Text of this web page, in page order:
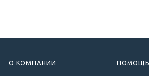
О КОМПАНИИ ПОМОЩЬ